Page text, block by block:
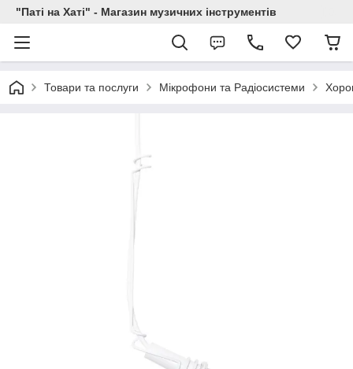
"Паті на Хаті" - Магазин музичних інструментів
Товари та послуги Мікрофони та Радіосистеми